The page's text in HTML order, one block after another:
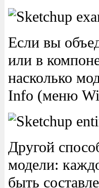
Если вы
или в
насколько
Info (меню
Другой
модели:
быть